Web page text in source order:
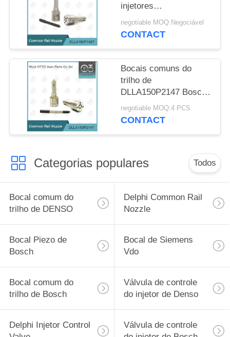
injetores
0445110183/316/331/578
de 0986435102
negotiable MOQ:Negociável
CONTACT
Bocais comuns do
trilho de
DLLA150P2147 Bosch
para injetores 0 445
110 375/634
negotiable MOQ:4 PCS
CONTACT
Categorias populares Todos
Bocal comum do
trilho de DENSO
Delphi Common Rail
Nozzle
Bocal Piezo de
Bosch
Bocal de Siemens
Vdo
Bocal comum do
trilho de Bosch
Válvula de controle
do injetor de Denso
Delphi Injetor Control
Válvula de controle